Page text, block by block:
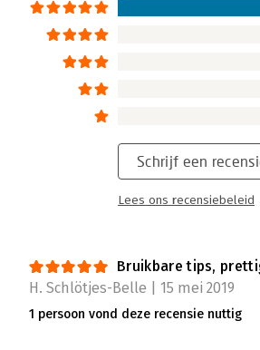
Schrijf een
Lees ons recensiebeleid
Bruikbare tips,
H. Schlötjes-Belle | 15 mei 2019
1 persoon vond deze recensie nuttig